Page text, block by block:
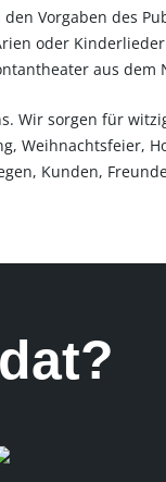
Vorgaben des
oder
aus dem
Wir sorgen für
Weihnachtsfeier,
Kunden,